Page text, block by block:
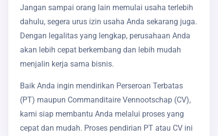
Jangan sampai orang lain memulai usaha terlebih
dahulu, segera urus izin usaha Anda sekarang juga.
Dengan legalitas yang lengkap, perusahaan Anda
akan lebih cepat berkembang dan lebih mudah
menjalin kerja sama bisnis.
Baik Anda ingin mendirikan Perseroan Terbatas
(PT) maupun Commanditaire Vennootschap (CV),
kami siap membantu Anda melalui proses yang
cepat dan mudah. Proses pendirian PT atau CV ini